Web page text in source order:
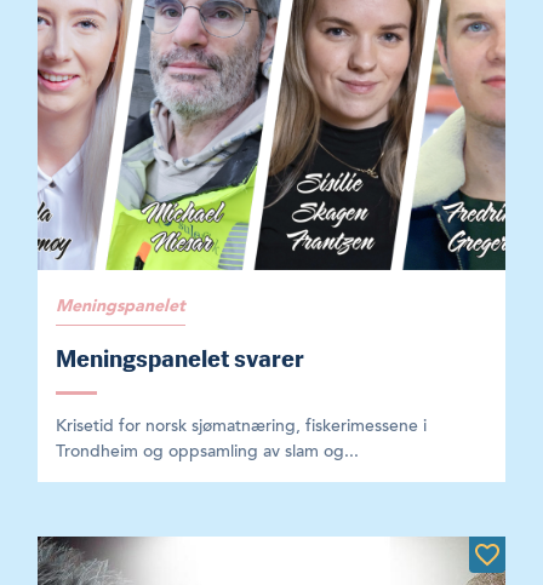
Meningspanelet
Meningspanelet svarer
Krisetid for norsk sjømatnæring, fiskerimessene i
Trondheim og oppsamling av slam og...